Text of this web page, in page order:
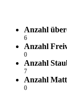
Anzahl
6
Anzahl
0
Anzahl
7
Anzahl
0